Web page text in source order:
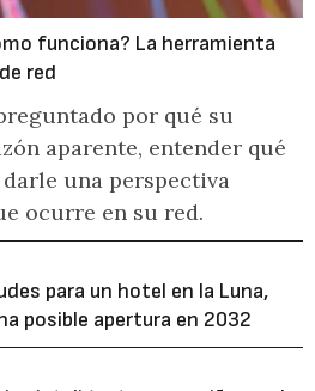
funciona? La herramienta
red
por qué su
aparente, entender qué
una perspectiva
ocurre en su red.
para un hotel en la Luna,
posible apertura en 2032